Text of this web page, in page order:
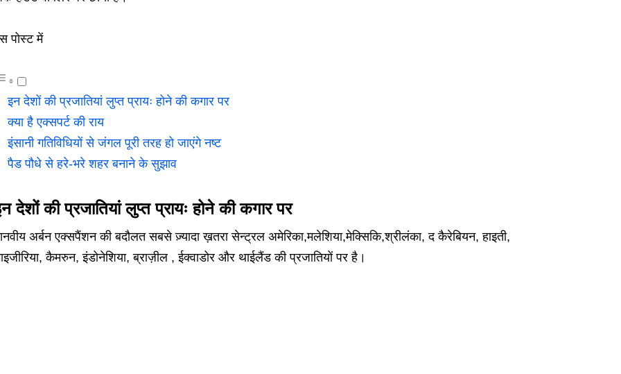
पोस्ट में
इन देशों की प्रजातियां लुप्त प्रायः होने की कगार पर
क्या है एक्सपर्ट की राय
इंसानी गतिविधियों से जंगल पूरी तरह हो जाएंगे नष्ट
पैड पौधे से हरे-भरे शहर बनाने के सुझाव
देशों की प्रजातियां लुप्त प्रायः होने की कगार पर
अर्बन एक्सपैंशन की बदौलत सबसे ज़्यादा ख़तरा सेन्ट्रल अमेरिका,मलेशिया,मेक्सिकि,श्रीलंका, द कैरेबियन, हाइती,
कैमरुन, इंडोनेशिया, ब्राज़ील , ईक्वाडोर और थाईलैंड की प्रजातियों पर है।